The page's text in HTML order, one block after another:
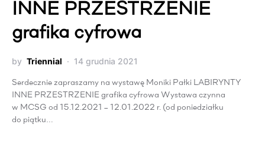
INNE PRZESTRZENIE
grafika cyfrowa
by Triennial 14 grudnia 2021
Serdecznie zapraszamy na wystawę Moniki Pałki LABIRYNTY
INNE PRZESTRZENIE grafika cyfrowa Wystawa czynna
w MCSG od 15.12.2021 – 12.01.2022 r. (od poniedziałku
do piątku…